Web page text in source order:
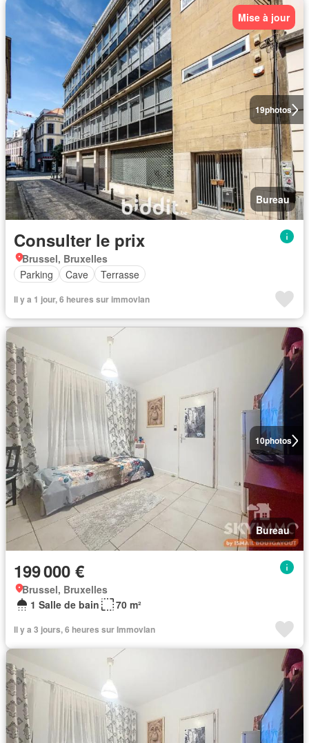
19photos
Mise à jour
Bureau
Consulter le prix
Brussel, Bruxelles
Parking
Cave Terrasse
Il y a 1 jour, 6 heures sur immovlan
10photos
Bureau
199 000 €
Brussel, Bruxelles
1 Salle de bain
70 m²
Il y a 3 jours, 6 heures sur Immovlan